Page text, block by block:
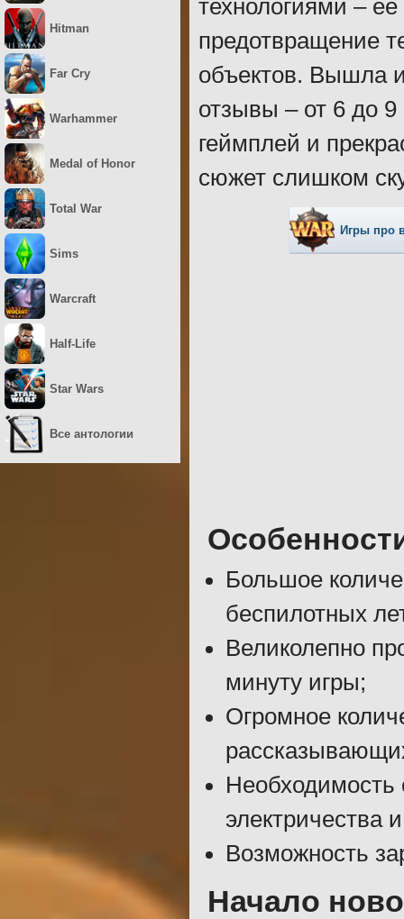
технологиями –
предотвращение
объектов. Вышла
отзывы – от 6 до
геймплей и
сюжет слишком
Игры про
Большое
беспилотных
Великолепно
минуту игры;
Огромное
Необходимость
электричества
Возможность
Начало
Hitman
Far Cry
Warhammer
Medal of Honor
Total War
Sims
Warcraft
Half-Life
Star Wars
Все антологии